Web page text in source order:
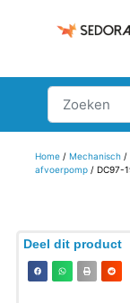
Home/ Mechanisch/
afvoerpomp/ DC97-
Deel dit product